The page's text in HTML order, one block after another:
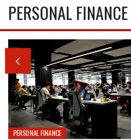
PERSONAL FINANCE

PERSONAL FINANCE